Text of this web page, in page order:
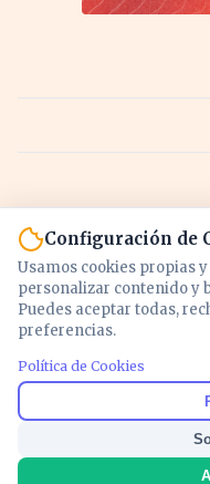
Noticias y
inversión y
para entender
Configuración de
Usamos cookies propias
personalizar contenido y
Puedes aceptar todas,
preferencias.
Política de Cookies